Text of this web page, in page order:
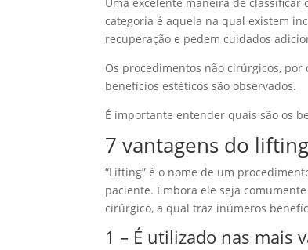
categoria é aquela na qual existem
recuperação e pedem cuidados
Os procedimentos não cirúrgicos, por
benefícios estéticos são observados.
É importante entender quais são os
7 vantagens do
“Lifting” é o nome de um
paciente. Embora ele seja
cirúrgico, a qual traz inúmeros
1 – É utilizado nas mais